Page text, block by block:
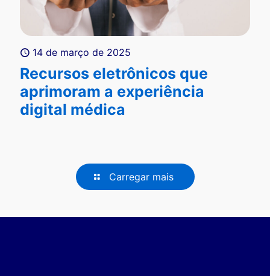
14 de março de 2025
Recursos eletrônicos que
aprimoram a experiência
digital médica
Carregar mais